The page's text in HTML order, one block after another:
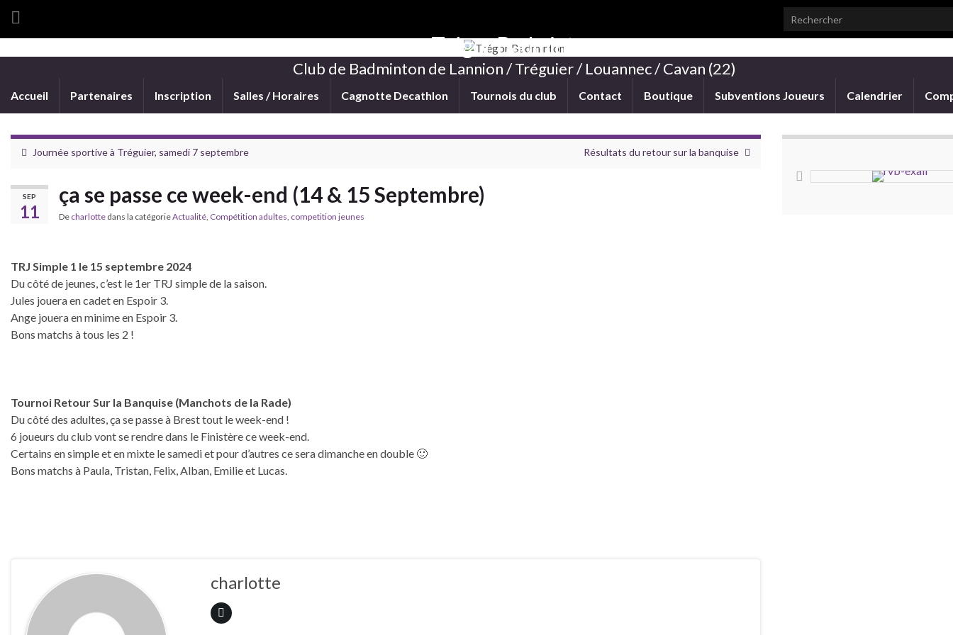
Search for:
Trégor Badminton
Club de Badminton de Lannion / Tréguier / Louannec / Cavan (22)
Accueil Partenaires Inscription Salles / Horaires Cagnotte Decathlon Tournois du club Contact Boutique Subventions Joueurs Calendrier
Journée sportive à Tréguier, samedi 7 septembre Résultats du retour sur la banquise
SEP
11
ça se passe ce week-end (14 & 15 Septembre)
De charlotte dans la catégorieActualité, Compétition adultes, competition jeunes
TRJ Simple 1 le 15 septembre 2024
Du côté de jeunes, c’est le 1er TRJ simple de la saison.
Jules jouera en cadet en Espoir 3.
Ange jouera en minime en Espoir 3.
Bons matchs à tous les 2 !
Tournoi Retour Sur la Banquise (Manchots de la Rade)
Du côté des adultes, ça se passe à Brest tout le week-end !
6 joueurs du club vont se rendre dans le Finistère ce week-end.
Certains en simple et en mixte le samedi et pour d’autres ce sera dimanche en double 🙂
Bons matchs à Paula, Tristan, Felix, Alban, Emilie et Lucas.
charlotte